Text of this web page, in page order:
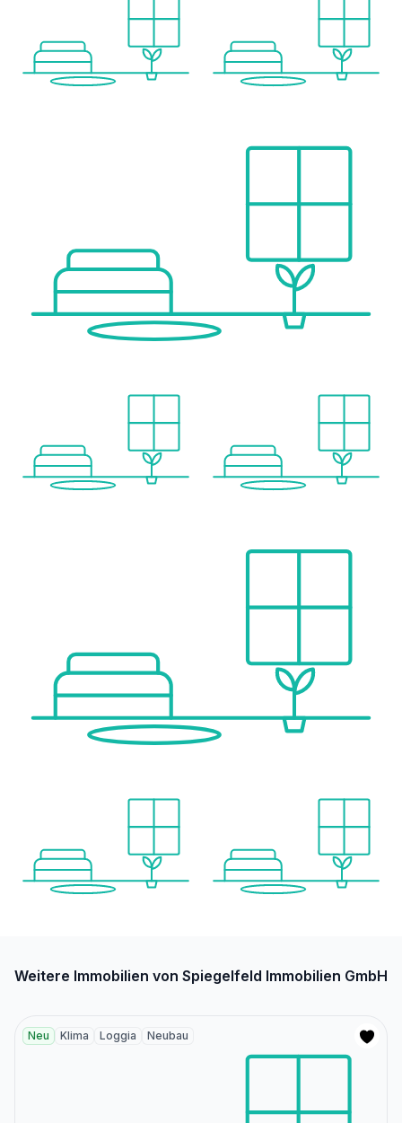
Weitere Immobilien von Spiegelfeld Immobilien GmbH
Neu Klima Loggia Neubau